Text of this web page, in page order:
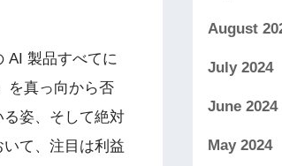
AI 製品すべてに
を真っ向から否
姿、そして絶対
て、注目は利益
August
July 2024
June 2024
May 2024